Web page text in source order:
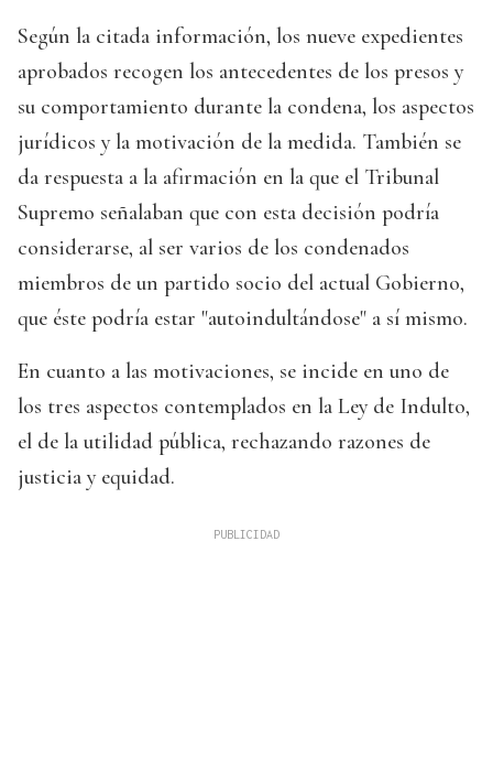
Según la citada información, los nueve expedientes
aprobados recogen los antecedentes de los presos y
su comportamiento durante la condena, los aspectos
jurídicos y la motivación de la medida. También se
da respuesta a la afirmación en la que el Tribunal
Supremo señalaban que con esta decisión podría
considerarse, al ser varios de los condenados
miembros de un partido socio del actual Gobierno,
que éste podría estar "autoindultándose" a sí mismo.
En cuanto a las motivaciones, se incide en uno de
los tres aspectos contemplados en la Ley de Indulto,
el de la utilidad pública, rechazando razones de
justicia y equidad.